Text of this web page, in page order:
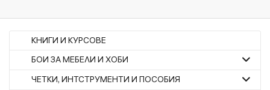
КНИГИ И КУРСОВЕ
БОИ ЗА МЕБЕЛИ И ХОБИ
ЧЕТКИ, ИНТСТРУМЕНТИ И ПОСОБИЯ